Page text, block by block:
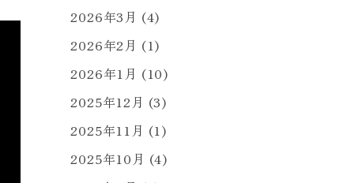
2026年3月 (4)
2026年2月 (1)
2026年1月 (10)
2025年12月 (3)
2025年11月 (1)
2025年10月 (4)